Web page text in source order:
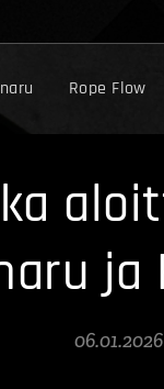
Rope Flow
ja
06.01.2026